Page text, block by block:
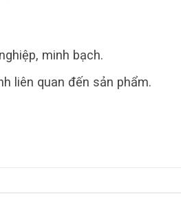
minh bạch.
liên quan đến sản phẩm.